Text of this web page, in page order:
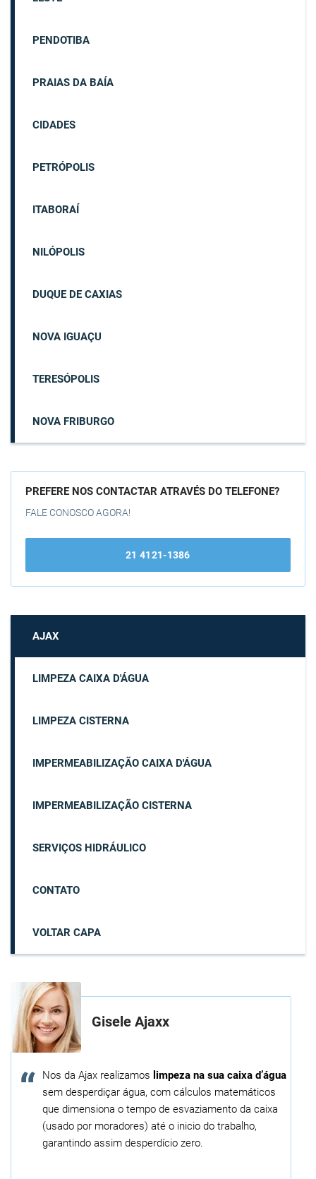
PENDOTIBA
PRAIAS DA BAÍA
CIDADES
PETRÓPOLIS
ITABORAÍ
NILÓPOLIS
DUQUE DE CAXIAS
NOVA IGUAÇU
TERESÓPOLIS
NOVA FRIBURGO
PREFERE NOS CONTACTAR ATRAVÉS DO TELEFONE?
FALE CONOSCO AGORA!
21 4121-1386
AJAX
LIMPEZA CAIXA D'ÁGUA
LIMPEZA CISTERNA
IMPERMEABILIZAÇÃO CAIXA D'ÁGUA
IMPERMEABILIZAÇÃO CISTERNA
SERVIÇOS HIDRÁULICO
CONTATO
VOLTAR CAPA
Gisele Ajaxx
Nos da Ajax realizamos limpeza na sua caixa d’água
sem desperdiçar água, com cálculos matemáticos
que dimensiona o tempo de esvaziamento da caixa
(usado por moradores) até o inicio do trabalho,
garantindo assim desperdício zero.